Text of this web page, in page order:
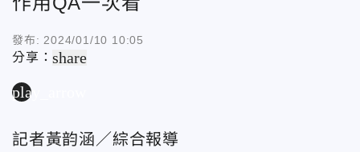
發布: 2024/01/10 10:05
分享：share
play_arrow
記者黃韵涵／綜合報導